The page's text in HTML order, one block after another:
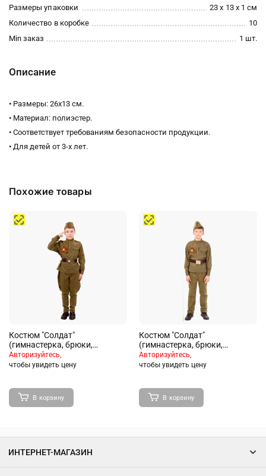
Размеры упаковки
23 x 13 x 1 см
Количество в коробке
10
Min заказ
1 шт.
Описание
• Размеры: 26х13 см.
• Материал: полиэстер.
• Соответствует требованиям безопасности продукции.
• Для детей от 3-х лет.
Похожие товары
Костюм "Солдат"
(гимнастерка, брюки,
пилотка, ремень) размер 140-
72
Авторизуйтесь,
чтобы увидеть цену
В корзину
Костюм "Солдат"
(гимнастерка, брюки,
пилотка, ремень,
Георгиевская лента) размер
Авторизуйтесь,
чтобы увидеть цену
В корзину
ИНТЕРНЕТ-МАГАЗИН